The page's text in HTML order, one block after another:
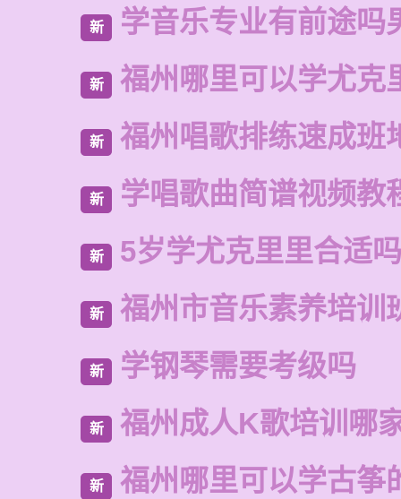
新 学音乐专业有前途吗
新 福州哪里可以学尤克
新 福州唱歌排练速成班
新 学唱歌曲简谱视频教
新 5岁学尤克里里合适
新 福州市音乐素养培训
新 学钢琴需要考级吗
新 福州成人K歌培训哪
新 福州哪里可以学古筝